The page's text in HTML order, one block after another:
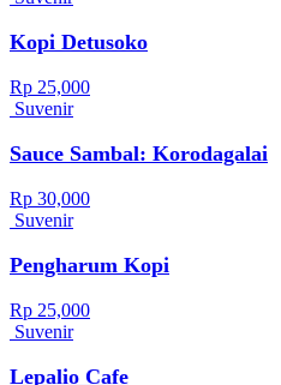
Kopi Detusoko
Rp 25,000
Suvenir
Sauce Sambal: Korodagalai
Rp 30,000
Suvenir
Pengharum Kopi
Rp 25,000
Suvenir
Lepalio Cafe